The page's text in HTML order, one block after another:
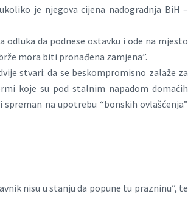
je njegova cijena nadogradnja BiH –
odluka da podnese ostavku i ode na mjesto
mora biti pronađena zamjena”.
stvari: da se beskompromisno zalaže za
koje su pod stalnim napadom domaćih
na upotrebu “bonskih ovlašćenja”
nisu u stanju da popune tu prazninu”, te